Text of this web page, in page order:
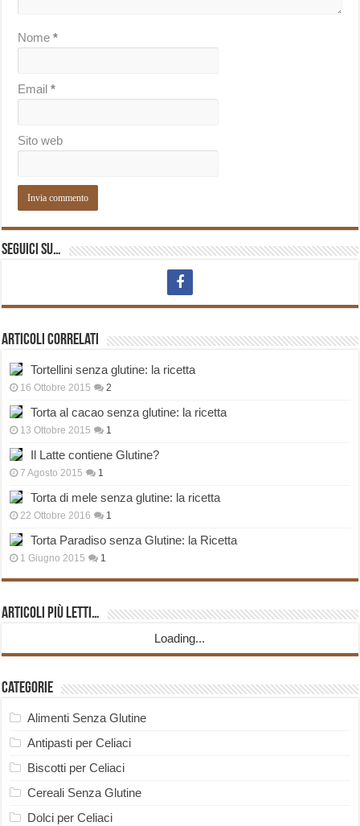
Nome*
Email*
Sito web
Seguici su…
Articoli correlati
Tortellini senza glutine: la ricetta
16 Ottobre 2015 2
Torta al cacao senza glutine: la ricetta
13 Ottobre 2015 1
Il Latte contiene Glutine?
7 Agosto 2015 1
Torta di mele senza glutine: la ricetta
22 Ottobre 2016 1
Torta Paradiso senza Glutine: la Ricetta
1 Giugno 2015 1
Articoli più Letti…
Loading...
Categorie
Alimenti Senza Glutine
Antipasti per Celiaci
Biscotti per Celiaci
Cereali Senza Glutine
Dolci per Celiaci